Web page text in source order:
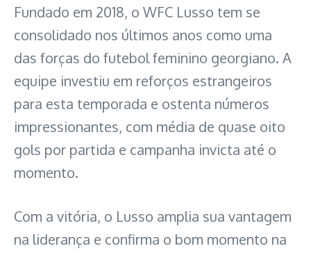
Fundado em 2018, o WFC Lusso tem se
consolidado nos últimos anos como uma
das forças do futebol feminino georgiano. A
equipe investiu em reforços estrangeiros
para esta temporada e ostenta números
impressionantes, com média de quase oito
gols por partida e campanha invicta até o
momento.
Com a vitória, o Lusso amplia sua vantagem
na liderança e confirma o bom momento na